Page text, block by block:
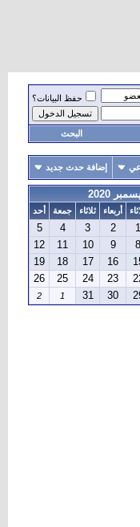
حفظ البيانات؟
البحث
إضافة حدث جديد
2020
أربعاء ثلاثاء جمعة
أحد
1
2
3
4
5
8
9
10
11
12
16
17
18
19
23
24
25
26
30
31
1
2